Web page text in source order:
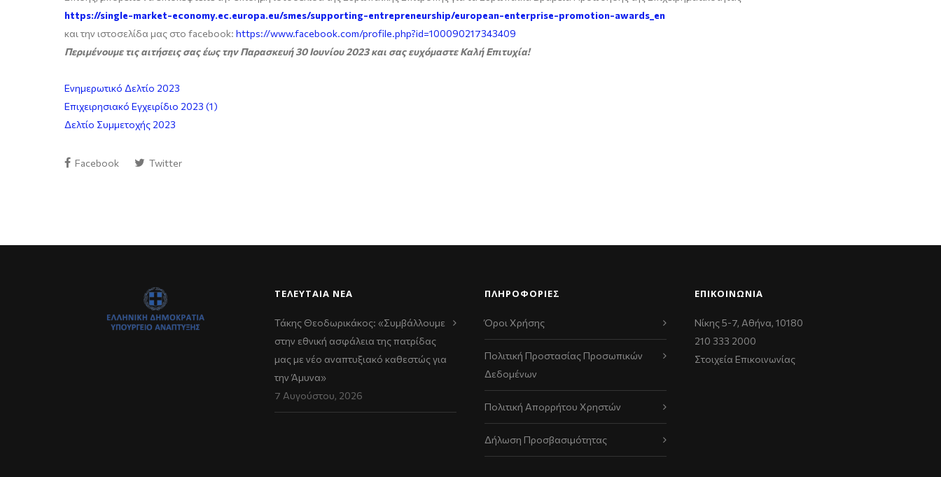
https://single-market-economy.ec.europa.eu/smes/supporting-entrepreneurship/european-enterprise-promotion-awards_en
και την ιστοσελίδα μας στο facebook: https://www.facebook.com/profile.php?id=100090217343409
Περιμένουμε τις αιτήσεις σαςέως την Παρασκευή 30 Ιουνίου 2023και σας ευχόμαστε Καλή Επιτυχία!
Ενημερωτικό Δελτίο 2023
Επιχειρησιακό Εγχειρίδιο 2023 (1)
Δελτίο Συμμετοχής 2023
Facebook Twitter
ΤΕΛΕΥΤΑΊΑ ΝΈΑ
Τάκης Θεοδωρικάκος: «Συμβάλλουμε
στην εθνική ασφάλεια της πατρίδας
μας με νέο αναπτυξιακό καθεστώς για
την Άμυνα»
7 Αυγούστου, 2026
ΠΛΗΡΟΦΟΡΙΕΣ
Όροι Χρήσης
Πολιτική Προστασίας Προσωπικών
Δεδομένων
Πολιτική Απορρήτου Χρηστών
Δήλωση Προσβασιμότητας
ΕΠΙΚΟΙΝΩΝΊΑ
Νίκης 5-7, Αθήνα, 10180
210 333 2000
Στοιχεία Επικοινωνίας